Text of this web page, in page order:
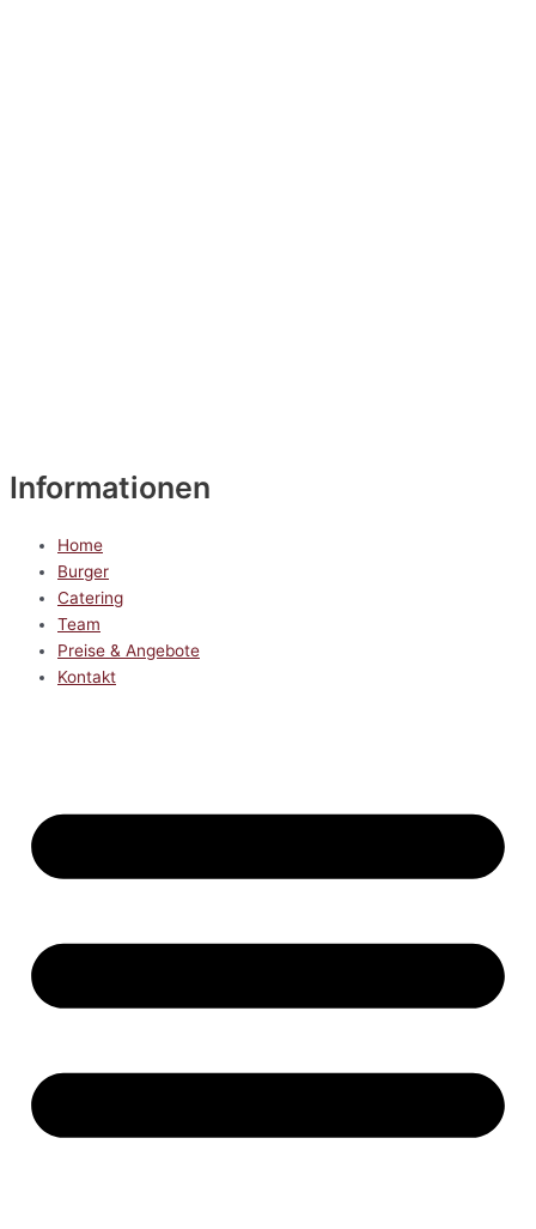
Informationen
Home
Burger
Catering
Team
Preise & Angebote
Kontakt